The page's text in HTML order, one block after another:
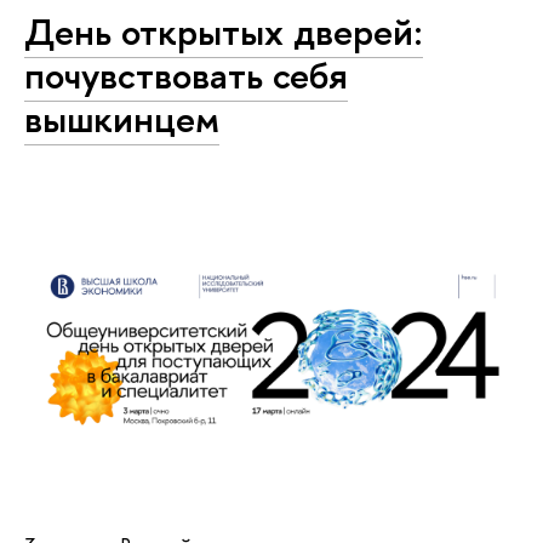
День открытых дверей:
почувствовать себя
вышкинцем